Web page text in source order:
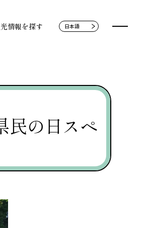
情報を探す
民の日スペ